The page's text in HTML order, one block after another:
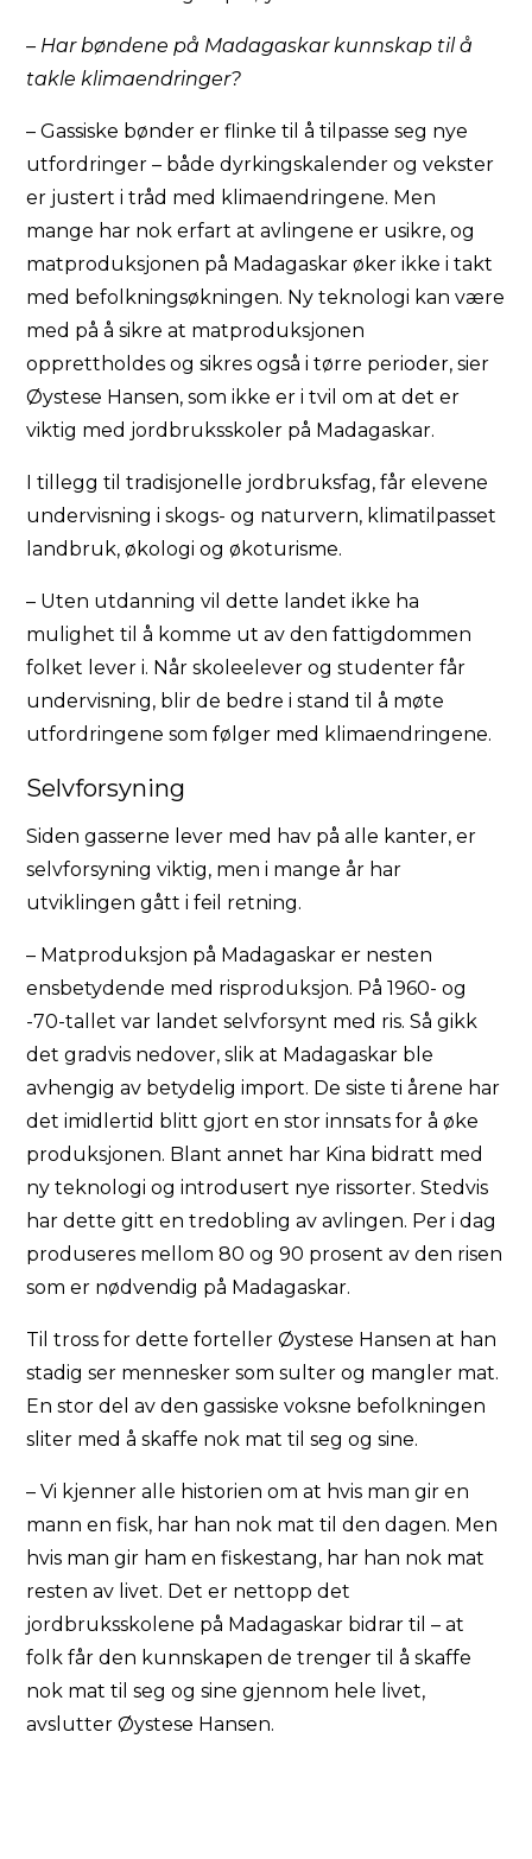
– Har bøndene på Madagaskar kunnskap til å
takle klimaendringer?
– Gassiske bønder er flinke til å tilpasse seg nye
utfordringer – både dyrkingskalender og vekster
er justert i tråd med klimaendringene. Men
mange har nok erfart at avlingene er usikre, og
matproduksjonen på Madagaskar øker ikke i takt
med befolkningsøkningen. Ny teknologi kan være
med på å sikre at matproduksjonen
opprettholdes og sikres også i tørre perioder, sier
Øystese Hansen, som ikke er i tvil om at det er
viktig med jordbruksskoler på Madagaskar.
I tillegg til tradisjonelle jordbruksfag, får elevene
undervisning i skogs- og naturvern, klimatilpasset
landbruk, økologi og økoturisme.
– Uten utdanning vil dette landet ikke ha
mulighet til å komme ut av den fattigdommen
folket lever i. Når skoleelever og studenter får
undervisning, blir de bedre i stand til å møte
utfordringene som følger med klimaendringene.
Selvforsyning
Siden gasserne lever med hav på alle kanter, er
selvforsyning viktig, men i mange år har
utviklingen gått i feil retning.
– Matproduksjon på Madagaskar er nesten
ensbetydende med risproduksjon. På 1960- og
-70-tallet var landet selvforsynt med ris. Så gikk
det gradvis nedover, slik at Madagaskar ble
avhengig av betydelig import. De siste ti årene har
det imidlertid blitt gjort en stor innsats for å øke
produksjonen. Blant annet har Kina bidratt med
ny teknologi og introdusert nye rissorter. Stedvis
har dette gitt en tredobling av avlingen. Per i dag
produseres mellom 80 og 90 prosent av den risen
som er nødvendig på Madagaskar.
Til tross for dette forteller Øystese Hansen at han
stadig ser mennesker som sulter og mangler mat.
En stor del av den gassiske voksne befolkningen
sliter med å skaffe nok mat til seg og sine.
– Vi kjenner alle historien om at hvis man gir en
mann en fisk, har han nok mat til den dagen. Men
hvis man gir ham en fiskestang, har han nok mat
resten av livet. Det er nettopp det
jordbruksskolene på Madagaskar bidrar til – at
folk får den kunnskapen de trenger til å skaffe
nok mat til seg og sine gjennom hele livet,
avslutter Øystese Hansen.